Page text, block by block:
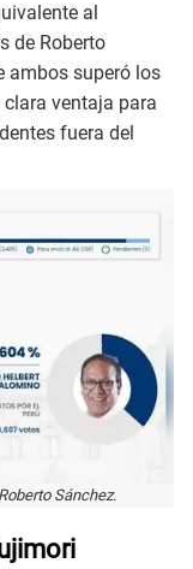
al
de Roberto
ambos superó los
ventaja para
fuera del
Sánchez.